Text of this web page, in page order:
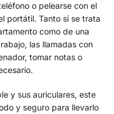
o pelearse con el
portátil. Tanto si se trata
como de una
las llamadas con
tomar notas o
y sus auriculares, este
y seguro para llevarlo